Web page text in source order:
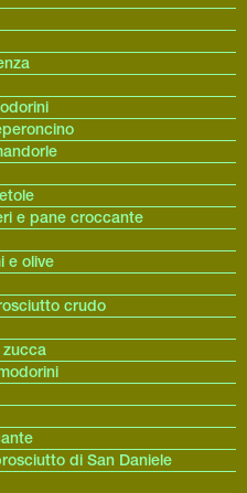
e pane croccante
e olive
crudo
zucca
di San Daniele